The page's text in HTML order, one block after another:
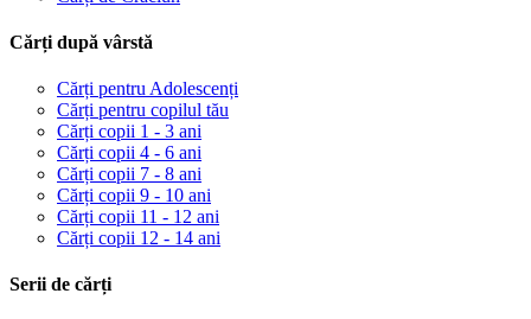
Cărți după vârstă
Cărți pentru Adolescenți
Cărți pentru copilul tău
Cărți copii 1 - 3 ani
Cărți copii 4 - 6 ani
Cărți copii 7 - 8 ani
Cărți copii 9 - 10 ani
Cărți copii 11 - 12 ani
Cărți copii 12 - 14 ani
Serii de cărți